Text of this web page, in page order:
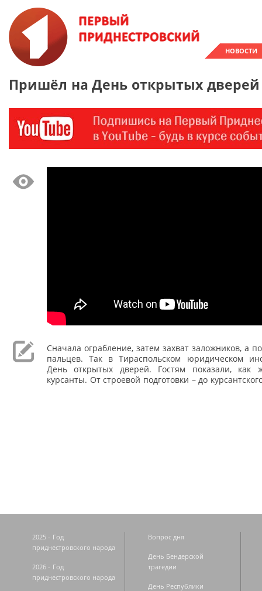
НОВОСТИ
Пришёл на День открытых
Сначала ограбление, затем захват заложников, а
пальцев. Так в Тираспольском юридическом
День открытых дверей. Гостям показали, как
курсанты. От строевой подготовки – до
2025 - Год
приднестровского народа
2026 - Год
приднестровского народа
Вопрос дня
День Бендерской
трагедии
День Республики